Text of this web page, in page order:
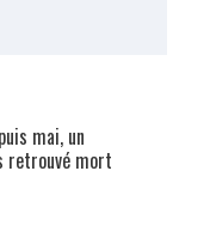
mai, un
retrouvé mort